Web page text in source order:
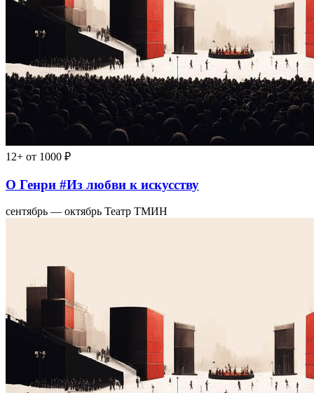
12+ от 1000 ₽
О Генри #Из любви к искусству
сентябрь — октябрь Театр ТМИН